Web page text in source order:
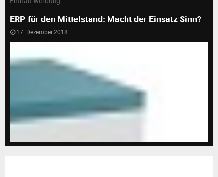
M
A
Y
ERP für den Mittelstand: Macht der Einsatz Sinn?
17. Dezember 2018